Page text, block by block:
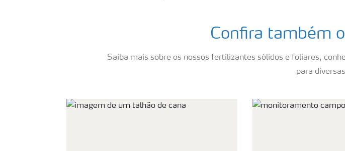
Confira também
Saiba mais sobre os nossos fertilizantes sólidos e foliares,
para